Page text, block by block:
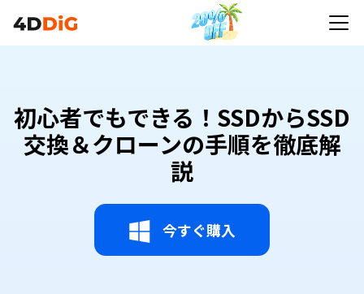
初心者でもできる！SSDからSSD
交換＆クローンの手順を徹底解
説
今すぐ購入